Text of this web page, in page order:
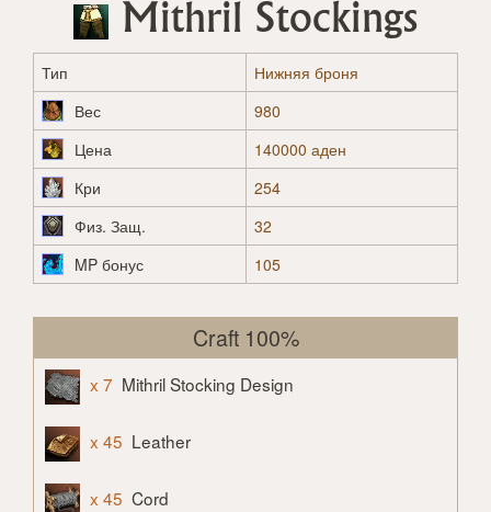
Mithril Stockings
Тип
Нижняя броня
Вес
980
Цена
140000 аден
Кри
254
Физ. Защ.
32
MP бонус
105
Craft 100%
x 7 Mithril Stocking Design
x 45 Leather
x 45 Cord